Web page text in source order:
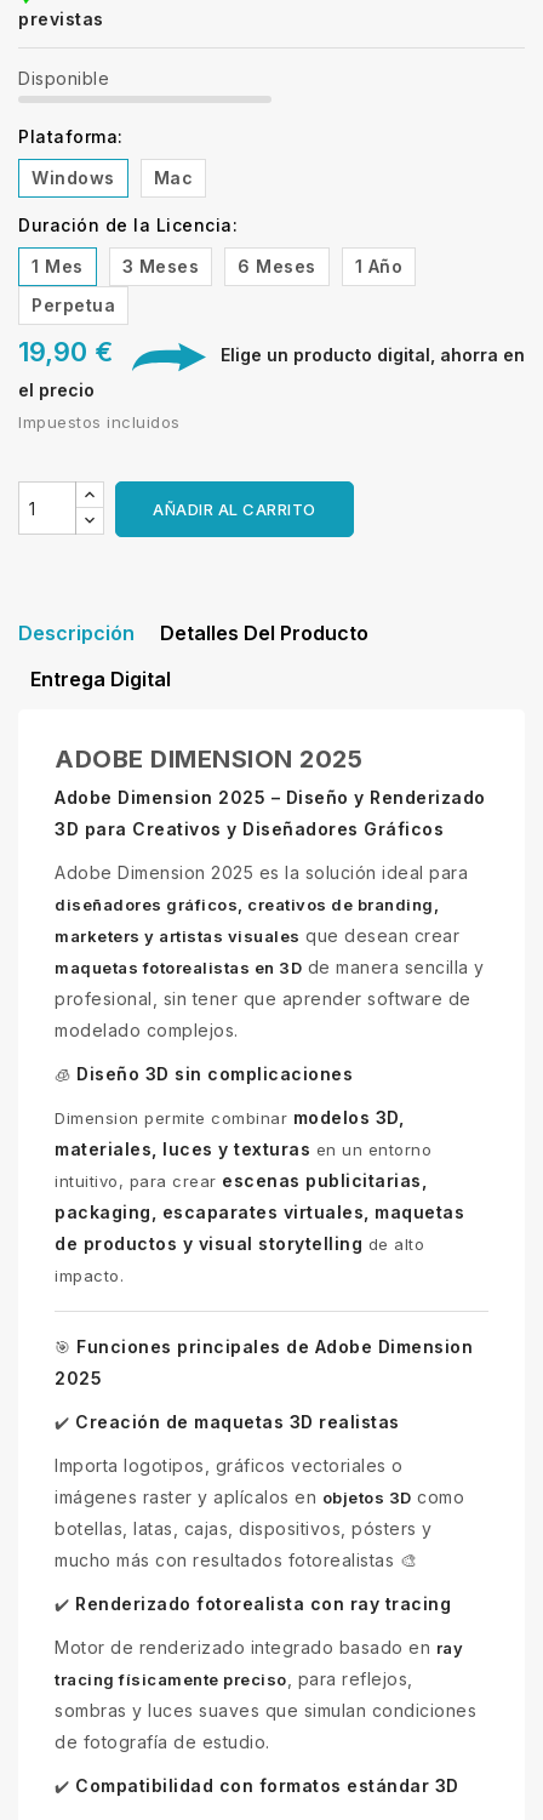
previstas
Disponible
Plataforma:
Windows
Mac
Duración de la Licencia:
1 Mes
3 Meses 6 Meses
1 Año
Perpetua
19,90 €
Elige un producto digital, ahorra en
el precio
Impuestos incluidos
AÑADIR AL CARRITO
Descripción
Detalles Del Producto
Entrega Digital
ADOBE DIMENSION 2025
Adobe Dimension 2025 – Diseño y Renderizado
3D para Creativos y Diseñadores Gráficos
Adobe Dimension 2025 es la solución ideal para
diseñadores gráficos, creativos de branding,
marketers y artistas visuales que desean crear
maquetas fotorealistas en 3D de manera sencilla y
profesional, sin tener que aprender software de
modelado complejos.
🧊 Diseño 3D sin complicaciones
Dimension permite combinar modelos 3D,
materiales, luces y texturas en un entorno
intuitivo, para crear escenas publicitarias,
packaging, escaparates virtuales, maquetas
de productos y visual storytelling de alto
impacto.
🎯 Funciones principales de Adobe Dimension
2025
✔️ Creación de maquetas 3D realistas
Importa logotipos, gráficos vectoriales o
imágenes raster y aplícalos en objetos 3D como
botellas, latas, cajas, dispositivos, pósters y
mucho más con resultados fotorealistas 🎨
✔️ Renderizado fotorealista con ray tracing
Motor de renderizado integrado basado en ray
tracing físicamente preciso , para reflejos,
sombras y luces suaves que simulan condiciones
de fotografía de estudio.
✔️ Compatibilidad con formatos estándar 3D